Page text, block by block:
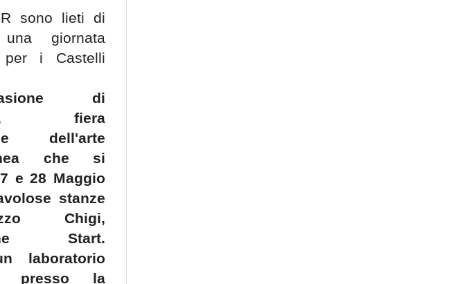
sono lieti di
giornata
per i Castelli
di
fiera
dell'arte
che si
e 28 Maggio
stanze
Chigi,
Start.
laboratorio
presso la